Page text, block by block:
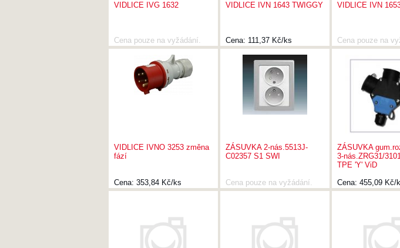
VIDLICE IVG 1632
Cena pouze na vyžádání.
VIDLICE IVN 1643 TWIGGY
Cena: 111,37 Kč/ks
VIDLICE IVN
Cena pouze na
VIDLICE IVNO 3253 změna
fází
Cena: 353,84 Kč/ks
ZÁSUVKA 2-nás.5513J-
C02357 S1 SWI
Cena pouze na vyžádání.
ZÁSUVKA
3-nás.ZRG31/
TPE 'Y' ViD
Cena: 455,09 Kč/